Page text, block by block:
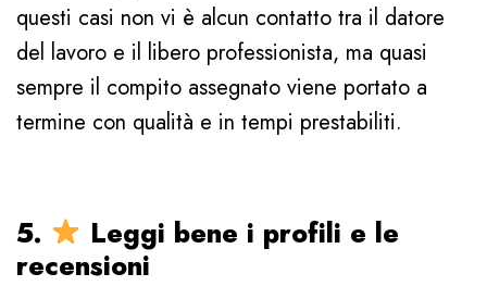
questi casi non vi è alcun contatto tra il datore
del lavoro e il libero professionista, ma quasi
sempre il compito assegnato viene portato a
termine con qualità e in tempi prestabiliti.
5.
Leggi bene i profili e le
recensioni